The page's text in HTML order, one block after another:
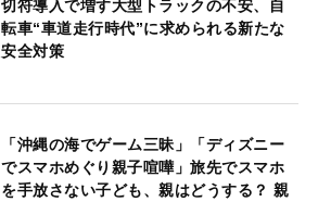
切符導入で増す大型トラックの不安、自
転車“車道走行時代”に求められる新たな
安全対策
「沖縄の海でゲーム三昧」「ディズニー
でスマホめぐり親子喧嘩」旅先でスマホ
を手放さない子ども、親はどうする？ 親